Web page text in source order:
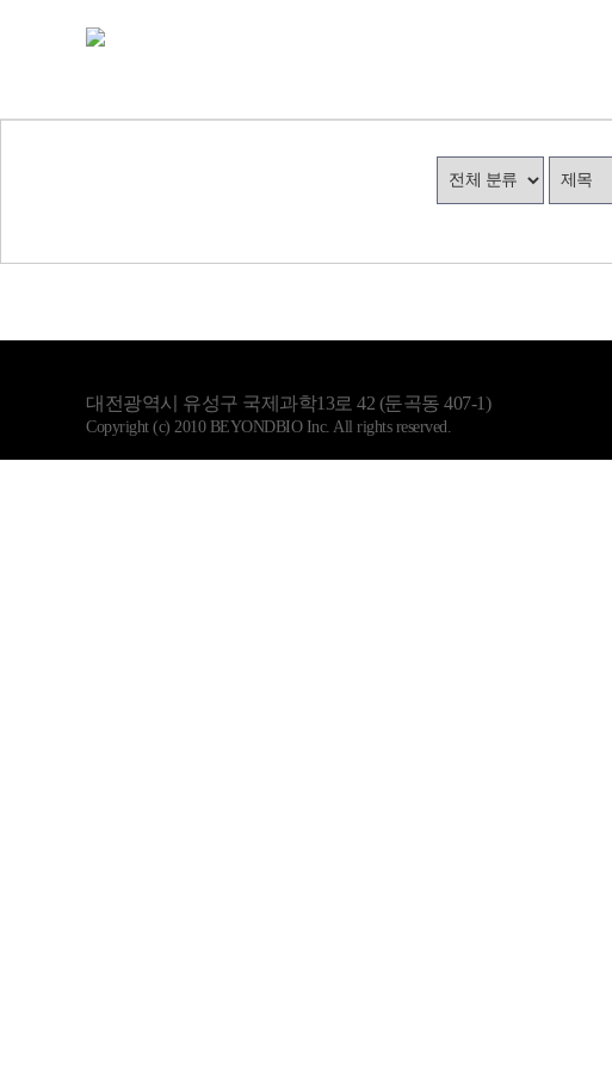
대전광역시 유성구 국제과학13로 42 (둔곡동 407-1)
Copyright (c) 2010 BEYONDBIO Inc. All rights reserved.